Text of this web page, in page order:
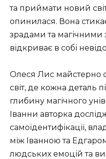
та приймати новий
опинилася. Вона
зрадами та магічними
відкриває в собі
Олеся Лис майстерно
світ, де кожна деталь
глибину магічного
Іванни авторка
самоідентифікації,
між Іванною та
людських емоцій та